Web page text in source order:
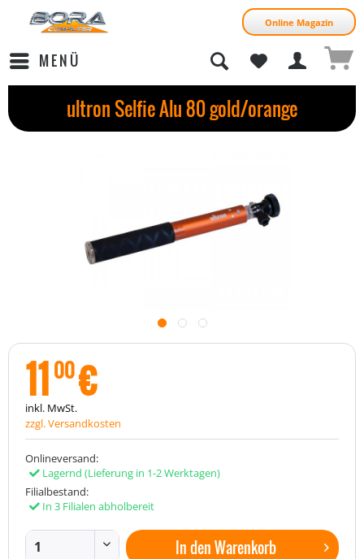
Online Magazin
MENÜ
ultron Selfie Alu 80 gold/orange
11 00€
inkl. MwSt.
zzgl. Versandkosten
Onlineversand:
Lagernd (Lieferung in 1-2 Werktagen)
Filialbestand:
In 3 Filialen abholbereit
In denWarenkorb